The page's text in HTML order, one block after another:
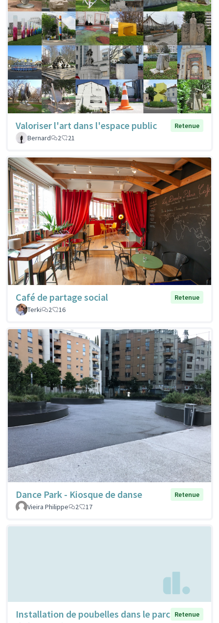
Valoriser l'art dans l'espace public
Retenue
Bernard
2 21
Café de partage social
Retenue
Terki
2 16
Dance Park - Kiosque de danse
Retenue
Vieira Philippe
2 17
Installation de poubelles dans le parc Retenue